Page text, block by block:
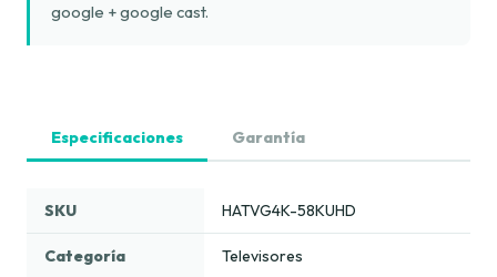
google + google cast.
Especificaciones Garantía
SKU HATVG4K-58KUHD
Categoría Televisores